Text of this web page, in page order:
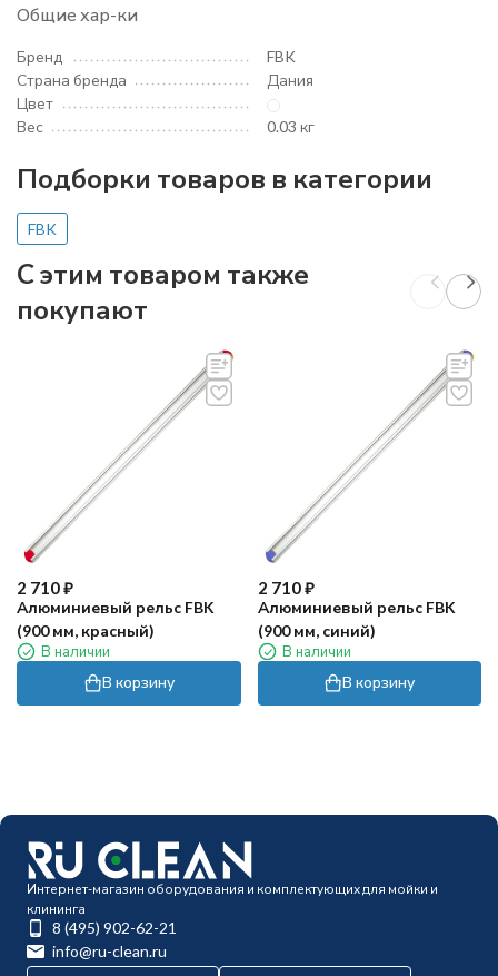
Общие хар-ки
Бренд
FBK
Страна бренда
Дания
Цвет
Вес
0.03 кг
Подборки товаров в категории
FBK
C этим товаром также
покупают
2 710₽
Алюминиевый рельс FBK
(900 мм, красный)
В наличии
В корзину
2 710₽
Алюминиевый рельс FBK
(900 мм, синий)
В наличии
В корзину
Интернет-магазин оборудования и комплектующих для мойки и
клининга
8 (495) 902-62-21
info@ru-clean.ru